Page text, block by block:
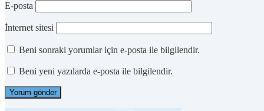
E-posta
İnternet sitesi
Beni sonraki yorumlar için e-posta ile bilgilendir.
Beni yeni yazılarda e-posta ile bilgilendir.